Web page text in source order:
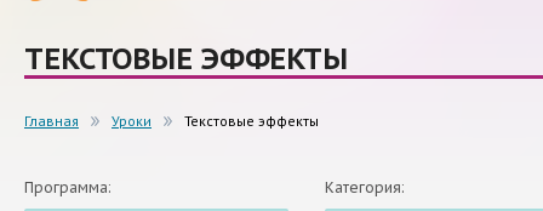
ТЕКСТОВЫЕ ЭФФЕКТЫ
Главная Уроки Текстовые эффекты
Программа: Категория: